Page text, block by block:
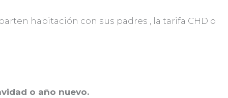
habitación con sus padres , la tarifa CHD o
o año nuevo.